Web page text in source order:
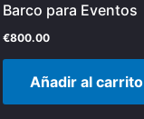
Barco para Eventos
€800.00
Añadir al carrito